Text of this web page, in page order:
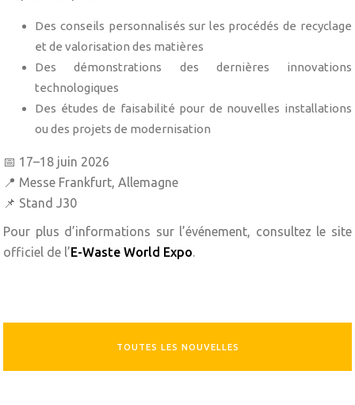
Des conseils personnalisés sur les procédés de recyclage
et de valorisation des matières
Des démonstrations des dernières innovations
technologiques
Des études de faisabilité pour de nouvelles installations
ou des projets de modernisation
📅 17–18 juin 2026
📍 Messe Frankfurt, Allemagne
📌 Stand J30
Pour plus d’informations sur l’événement, consultez le site
officiel de l’E-Waste World Expo.
TOUTES LES NOUVELLES